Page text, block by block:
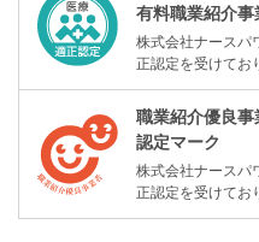
有料職業紹介
株式会社ナースパ
正認定を受けてお
職業紹介優良事
認定マーク
株式会社ナースパ
正認定を受けてお